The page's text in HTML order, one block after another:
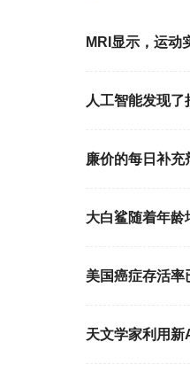
MRI显示，运动
人工智能发现
廉价的每日补充
大白鲨随着年龄
美国癌症存活率
天文学家利用新